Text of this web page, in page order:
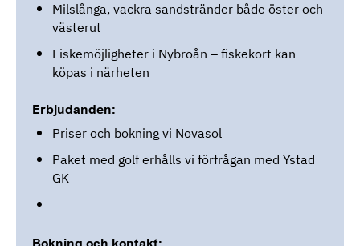
Milslånga, vackra sandstränder både öster och
västerut
Fiskemöjligheter i Nybroån – fiskekort kan
köpas i närheten
Erbjudanden:
Priser och bokning vi Novasol
Paket med golf erhålls vi förfrågan med Ystad
GK